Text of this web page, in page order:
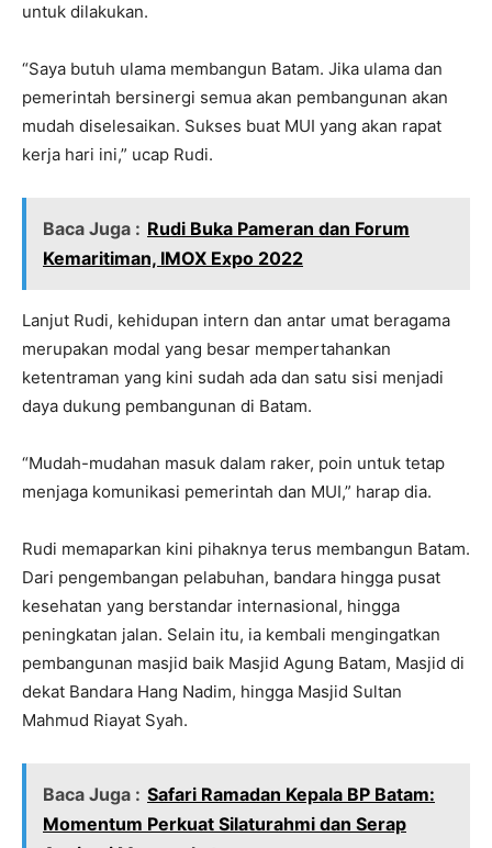
untuk dilakukan.
“Saya butuh ulama membangun Batam. Jika ulama dan
pemerintah bersinergi semua akan pembangunan akan
mudah diselesaikan. Sukses buat MUI yang akan rapat
kerja hari ini,” ucap Rudi.
Baca Juga : Rudi Buka Pameran dan Forum
Kemaritiman, IMOX Expo 2022
Lanjut Rudi, kehidupan intern dan antar umat beragama
merupakan modal yang besar mempertahankan
ketentraman yang kini sudah ada dan satu sisi menjadi
daya dukung pembangunan di Batam.
“Mudah-mudahan masuk dalam raker, poin untuk tetap
menjaga komunikasi pemerintah dan MUI,” harap dia.
Rudi memaparkan kini pihaknya terus membangun Batam.
Dari pengembangan pelabuhan, bandara hingga pusat
kesehatan yang berstandar internasional, hingga
peningkatan jalan. Selain itu, ia kembali mengingatkan
pembangunan masjid baik Masjid Agung Batam, Masjid di
dekat Bandara Hang Nadim, hingga Masjid Sultan
Mahmud Riayat Syah.
Baca Juga : Safari Ramadan Kepala BP Batam:
Momentum Perkuat Silaturahmi dan Serap